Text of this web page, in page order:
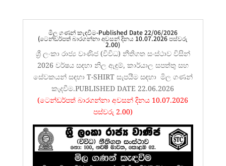
මිල ගණන් කැඳවීම-Published Date 22/06/2026
(ටෙන්ඩර්පත් බාරගන්නා අවසන් දිනය 10.07.2026 පස්වරු
2.00)
ශ්‍රී ලංකා රාජ්‍ය වාණිජ (විවිධ) නීතිගත සංස්ථාව විසින්
2026 වර්ෂය සඳහා නිල ඇඳුම්, කාර්යාල සපත්තු සහ
සේවකයන් සඳහා T-SHIRT සැපයීම සඳහා මිල ගණන්
කැදවීම.PUBLISHED DATE 22.06.2026
(ටෙන්ඩර්පත් බාරගන්නා අවසන් දිනය 10.07.2026
පස්වරු 2.00)